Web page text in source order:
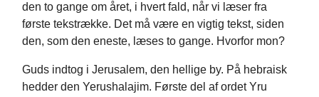
den to gange om året, i hvert fald, når vi læser fra
første tekstrække. Det må være en vigtig tekst, siden
den, som den eneste, læses to gange. Hvorfor mon?
Guds indtog i Jerusalem, den hellige by. På hebraisk
hedder den Yerushalajim. Første del af ordet Yru